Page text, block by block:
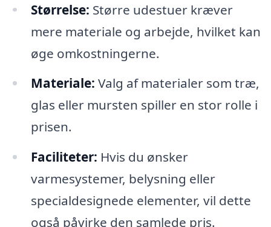
Størrelse: Større udestuer kræver
mere materiale og arbejde, hvilket kan
øge omkostningerne.
Materiale: Valg af materialer som træ,
glas eller mursten spiller en stor rolle i
prisen.
Faciliteter: Hvis du ønsker
varmesystemer, belysning eller
specialdesignede elementer, vil dette
også påvirke den samlede pris.